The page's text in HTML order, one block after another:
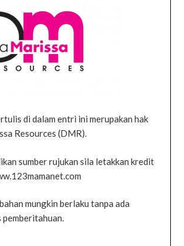
di dalam entri ini merupakan hak
Resources (DMR).
sumber rujukan sila letakkan kredit
mungkin berlaku tanpa ada